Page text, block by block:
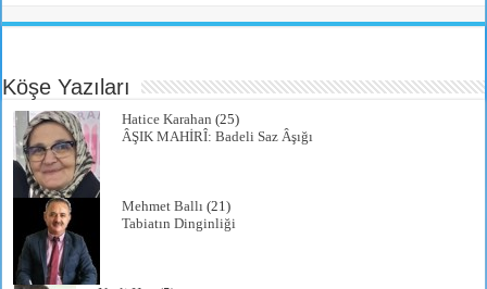
tte
r
ail bo ts
pp
gr
m
re
Köşe Yazıları
Hatice Karahan (25)
ÂŞIK MAHİRÎ: Badeli Saz Âşığı
Mehmet Ballı (21)
Tabiatın Dinginliği